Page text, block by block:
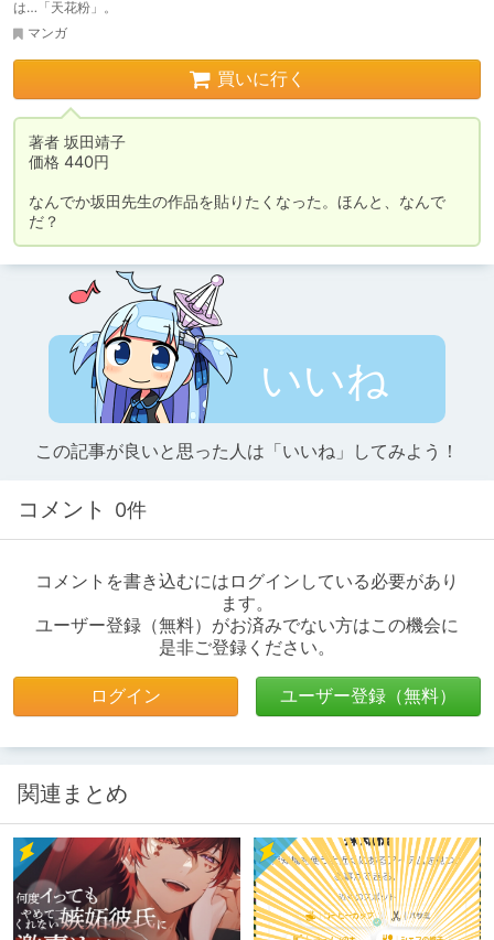
は…「天花粉」。
マンガ
買いに行く
著者	坂田靖子
価格	440円
なんでか坂田先生の作品を貼りたくなった。ほんと、なんで
だ？
いいね
この記事が良いと思った人は「いいね」してみよう！
コメント 0件
コメントを書き込むにはログインしている必要があり
ます。
ユーザー登録（無料）がお済みでない方はこの機会に
是非ご登録ください。
ログイン ユーザー登録（無料）
関連まとめ